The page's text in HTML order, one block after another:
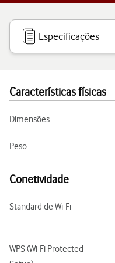
Especificações
Características físicas
Dimensões
Peso
Conetividade
Standard de Wi-Fi
WPS (Wi-Fi Protected